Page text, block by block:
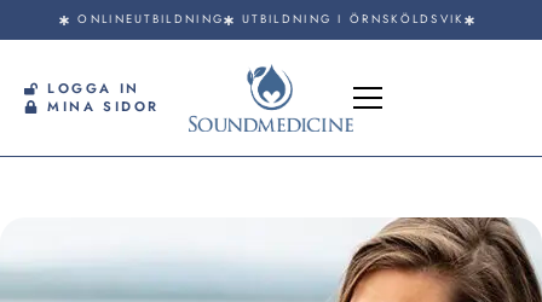
ONLINEUTBILDNING UTBILDNING I ÖRNSKÖLDSVIK
LOGGA IN
MINA SIDOR